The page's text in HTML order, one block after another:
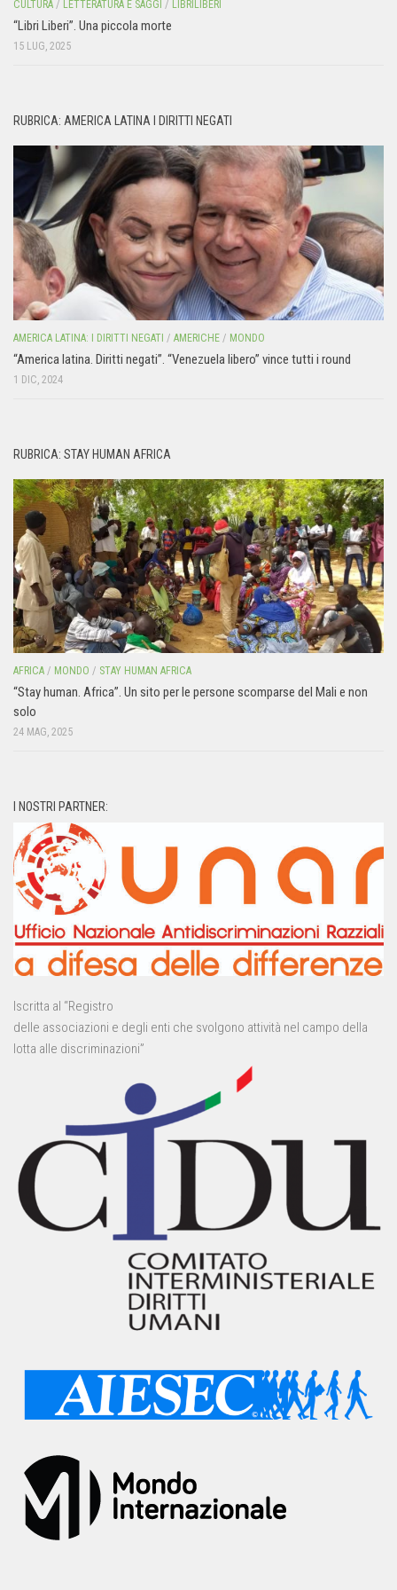
CULTURA / LETTERATURA E SAGGI / LIBRILIBERI
“Libri Liberi”. Una piccola morte
15 LUG, 2025
RUBRICA: AMERICA LATINA I DIRITTI NEGATI
AMERICA LATINA: I DIRITTI NEGATI / AMERICHE / MONDO
“America latina. Diritti negati”. “Venezuela libero” vince tutti i round
1 DIC, 2024
RUBRICA: STAY HUMAN AFRICA
AFRICA / MONDO / STAY HUMAN AFRICA
“Stay human. Africa”. Un sito per le persone scomparse del Mali e non
solo
24 MAG, 2025
I NOSTRI PARTNER:
Iscritta al “Registro
delle associazioni e degli enti che svolgono attività nel campo della
lotta alle discriminazioni”